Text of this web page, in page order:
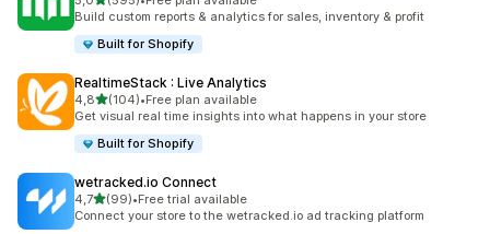
Celkový počet recenzí: 595
Build custom reports & analytics for sales, inventory & profit
Built for Shopify
RealtimeStack : Live Analytics
4,8z 5 hvězd
(104)
Celkový počet recenzí: 104
•Free plan available
Get visual real time insights into what happens in your store
Built for Shopify
wetracked.io Connect
4,7z 5 hvězd
(99)
Celkový počet recenzí: 99
•Free trial available
Connect your store to the wetracked.io ad tracking platform